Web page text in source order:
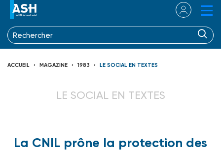
ACCUEIL MAGAZINE 1983 LE SOCIAL EN TEXTES
LE SOCIAL EN TEXTES
La CNIL prône la protection des